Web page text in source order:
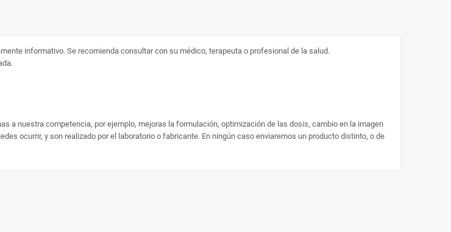
informativo. Se recomienda consultar con su médico, terapeuta o profesional de la salud.
a nuestra competencia, por ejemplo, mejoras la formulación, optimización de las dosis, cambio en la imagen
ocurrir, y son realizado por el laboratorio o fabricante. En ningún caso enviaremos un producto distinto, o de